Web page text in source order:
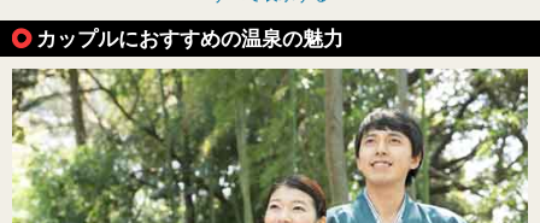
カップルにおすすめの温泉の魅力